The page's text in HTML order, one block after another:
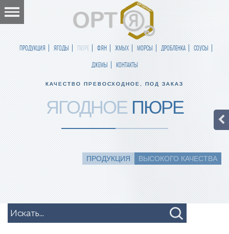
ПРОДУКЦИЯ ЯГОДЫ ПЮРЕ ФЯН ЖМЫХ МОРСЫ ДРОБЛЕНКА СОУСЫ
ДЖЕМЫ КОНТАКТЫ
КАЧЕСТВО ПРЕВОСХОДНОЕ, ПОД ЗАКАЗ
ЯГОДНОЕПЮРЕ
ПРОДУКЦИЯ ВЫСОКОГО КАЧЕСТВА